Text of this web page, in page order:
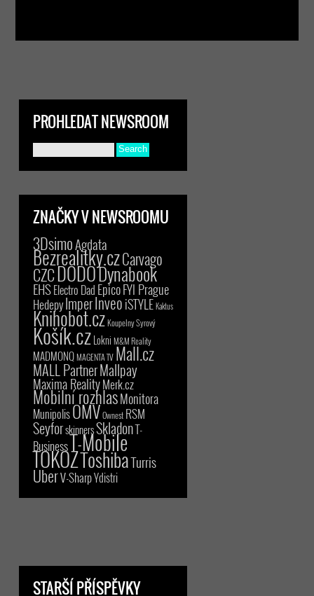
PROHLEDAT NEWSROOM
ZNAČKY V NEWSROOMU
3DsimoAgdata
Bezrealitky.czCarvago
CZCDODODynabook
EHSElectro Dad EpicoFYI Prague
HedepyImperInveoiSTYLE Kaktus
Knihobot.czKoupelny Syrový
Košík.czLokni M&M Reality
MADMONQMAGENTA TV Mall.cz
MALL PartnerMallpay
Maxima RealityMerk.cz
Mobilní rozhlasMonitora
MunipolisOMVOwnest RSM
SeyforskinnersSkladonT-
BusinessT-Mobile
TOKOZToshibaTurris
UberV-SharpYdistri
STARŠÍ PŘÍSPĚVKY